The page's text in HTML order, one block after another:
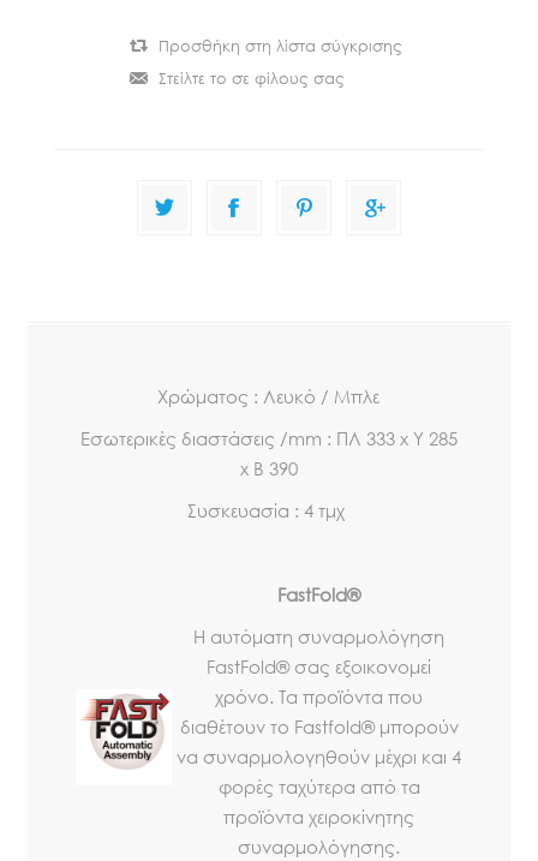
Χρώματος : Λευκό / Μπλε
Εσωτερικές διαστάσεις /mm : ΠΛ 333 x Υ 285
x Β 390
Συσκευασία : 4 τμχ
FastFold®
Η αυτόματη συναρμολόγηση
FastFold® σας εξοικονομεί
χρόνο. Τα προϊόντα που
διαθέτουν το Fastfold® μπορούν
να συναρμολογηθούν μέχρι και 4
φορές ταχύτερα από τα
προϊόντα χειροκίνητης
συναρμολόγησης.